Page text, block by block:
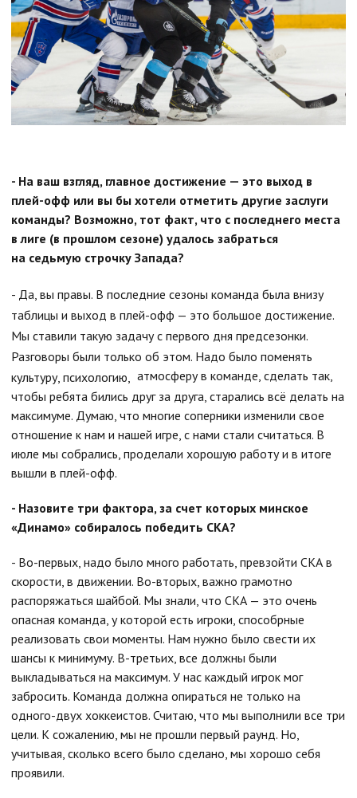
- На ваш взгляд, главное достижение — это выход в
плей-офф или вы бы хотели отметить другие заслуги
команды? Возможно, тот факт, что с последнего места
в лиге (в прошлом сезоне) удалось забраться
на седьмую строчку Запада?
- Да, вы правы. В последние сезоны команда была внизу
таблицы и выход в плей-офф — это большое достижение.
Мы ставили такую задачу с первого дня предсезонки.
Разговоры были только об этом. Надо было поменять
культуру, психологию, атмосферу в команде, сделать так,
чтобы ребята бились друг за друга, старались всё делать на
максимуме. Думаю, что многие соперники изменили свое
отношение к нам и нашей игре, с нами стали считаться. В
июле мы собрались, проделали хорошую работу и в итоге
вышли в плей-офф.
- Назовите три фактора, за счет которых минское
«Динамо» собиралось победить СКА?
- Во-первых, надо было много работать, превзойти СКА в
скорости, в движении. Во-вторых, важно грамотно
распоряжаться шайбой. Мы знали, что СКА — это очень
опасная команда, у которой есть игроки, способрные
реализовать свои моменты. Нам нужно было свести их
шансы к минимуму. В-третьих, все должны были
выкладываться на максимум. У нас каждый игрок мог
забросить. Команда должна опираться не только на
одного-двух хоккеистов. Считаю, что мы выполнили все три
цели. К сожалению, мы не прошли первый раунд. Но,
учитывая, сколько всего было сделано, мы хорошо себя
проявили.